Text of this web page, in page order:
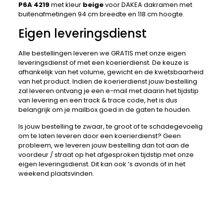
P6A 4219 met kleur beigevoor DAKEA dakramen met
buitenafmetingen 94 cm breedte en 118 cm hoogte.
Eigen leveringsdienst
Alle bestellingen leveren we GRATIS met onze eigen
leveringsdienst of met een koerierdienst. De keuze is
afhankelijk van het volume, gewicht en de kwetsbaarheid
van het product. Indien de koerierdienst jouw bestelling
zal leveren ontvang je een e-mail met daarin het tijdstip
van levering en een track & trace code, het is dus
belangrijk om je mailbox goed in de gaten te houden.
Is jouw bestelling te zwaar, te groot of te schadegevoelig
om te laten leveren door een koerierdienst? Geen
probleem, we leveren jouw bestelling dan tot aan de
voordeur / straat op het afgesproken tijdstip met onze
eigen leveringsdienst. Dit kan ook ‘s avonds of in het
weekend plaatsvinden.